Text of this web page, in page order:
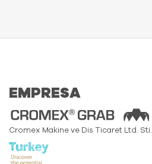
EMPRESA
Cromex Makine ve Dis Ticaret Ltd. Sti.